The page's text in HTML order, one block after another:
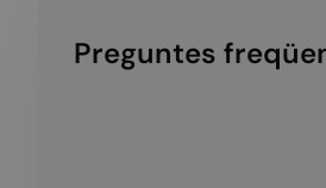
Preguntes